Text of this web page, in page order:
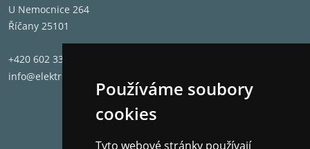
Používáme soubory
cookies
Tyto webové stránky používají
U Nemocnice 264
Říčany 25101
+420 602 331 662
info@elektronet.cz